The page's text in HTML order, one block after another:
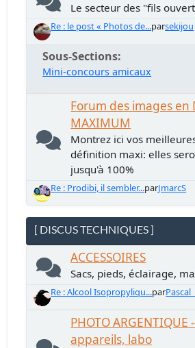
Le secteur des "fils
Re : le post « Photos de...parsekijou
Sous-Sections
Mini-concours amicaux
Forum des images en
MAXIMUM
Montrez ici vos
définition maxi: elles
jusqu'à 100%
Re : Prodibi, il sembler...parJmarcS
[ DISCUS TECHNIQUES ]
ACCESSOIRES
Sacs, pieds, éclairage,
Re : Alcool Isopropyliqu...par
PHOTO ARGENTIQUE
appareils, labo